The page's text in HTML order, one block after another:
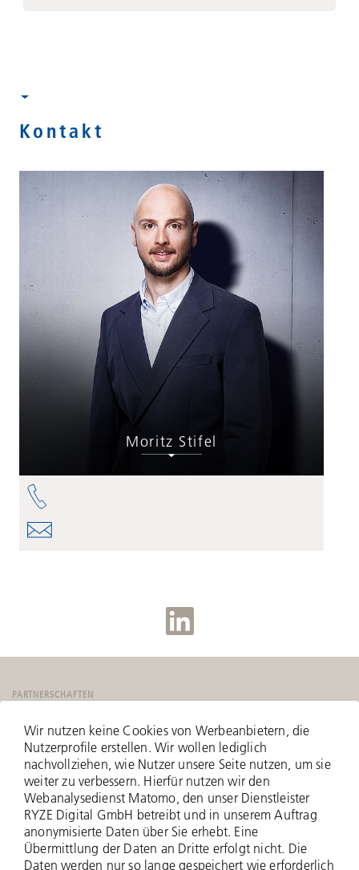
Kontakt
Moritz Stifel
PARTNERSCHAFTEN
Wir nutzen keine Cookies von Werbeanbietern, die
Nutzerprofile erstellen. Wir wollen lediglich
nachvollziehen, wie Nutzer unsere Seite nutzen, um sie
weiter zu verbessern. Hierfür nutzen wir den
Webanalysedienst Matomo, den unser Dienstleister
RYZE Digital GmbH betreibt und in unserem Auftrag
anonymisierte Daten über Sie erhebt. Eine
Übermittlung der Daten an Dritte erfolgt nicht. Die
Daten werden nur so lange gespeichert wie erforderlich